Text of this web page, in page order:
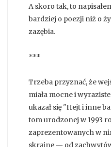
A skoro tak, to
bardziej o poezji niż o
zazębia.
***
Trzeba przyznać, że
miała mocne i
ukazał się "Hejt i inne
tom urodzonej w 1993
zaprezentowanych w
skrajne — od